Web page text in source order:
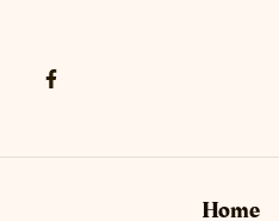
Home